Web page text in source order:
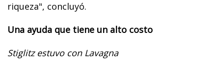
riqueza", concluyó.
Una ayuda que tiene un alto costo
Stiglitz estuvo con Lavagna